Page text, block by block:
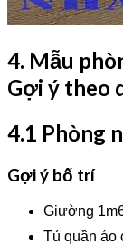
4. Mẫu
Gợi ý theo
4.1 Phòng
Gợi ý bố trí
Giường
Tủ quần áo